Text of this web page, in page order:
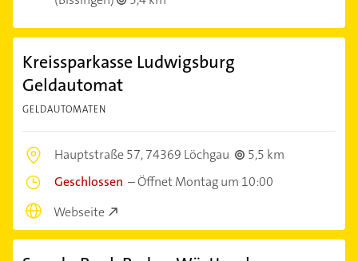
Kreissparkasse Ludwigsburg
Geldautomat
GELDAUTOMATEN
Hauptstraße 57,74369 Löchgau
5,5 km
Geschlossen –Öffnet Montag um 10:00
Webseite